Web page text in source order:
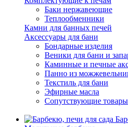
Баки нержавеющие
Теплообменники
Камни для банных печей
Аксессуары для бани
Бондарные изделия
Веники для бани и
Каминные и печные
Панно из
Текстиль для бани
Эфирные масла
Сопутствующие товары